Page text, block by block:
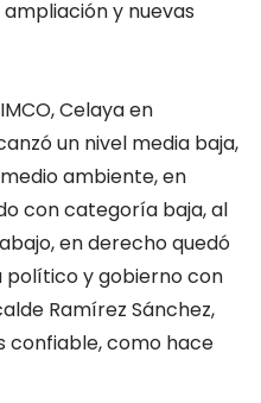
y nuevas
Celaya en
un nivel media baja,
ambiente, en
con categoría baja, al
en derecho quedó
político y gobierno con
Ramírez Sánchez,
confiable, como hace